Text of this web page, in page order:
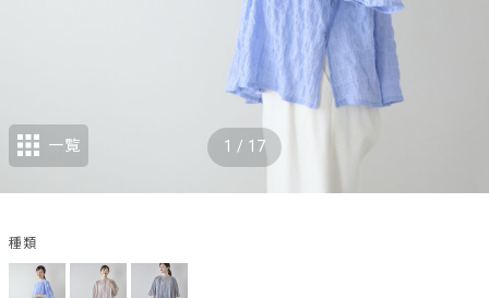
1 / 17
一覧
種類